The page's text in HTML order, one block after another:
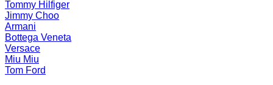
Tommy Hilfiger
Jimmy Choo
Armani
Bottega Veneta
Versace
Miu Miu
Tom Ford